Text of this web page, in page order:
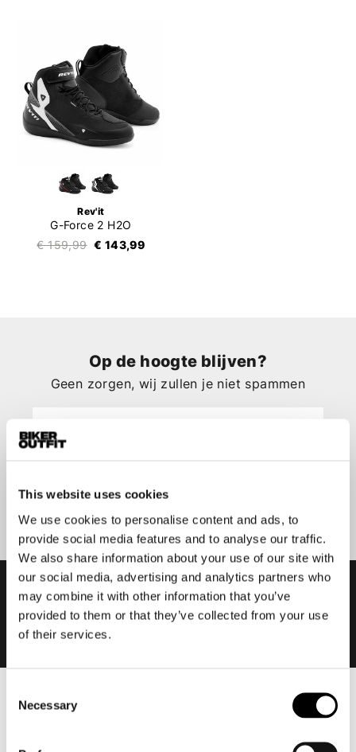
This website uses cookies
We use cookies to personalise content and ads, to
provide social media features and to analyse our traffic.
We also share information about your use of our site with
our social media, advertising and analytics partners who
may combine it with other information that you’ve
provided to them or that they’ve collected from your use
of their services.
Selection
Necessary
Rev'it
G-Force 2 H2O
€ 159,99 € 143,99
Op de hoogte blijven?
Geen zorgen, wij zullen je niet spammen
Aanmelden
Heren